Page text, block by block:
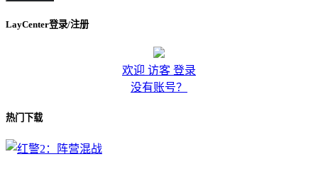
LayCenter登录/注册
欢迎 访客 登录
没有账号？
热门下载